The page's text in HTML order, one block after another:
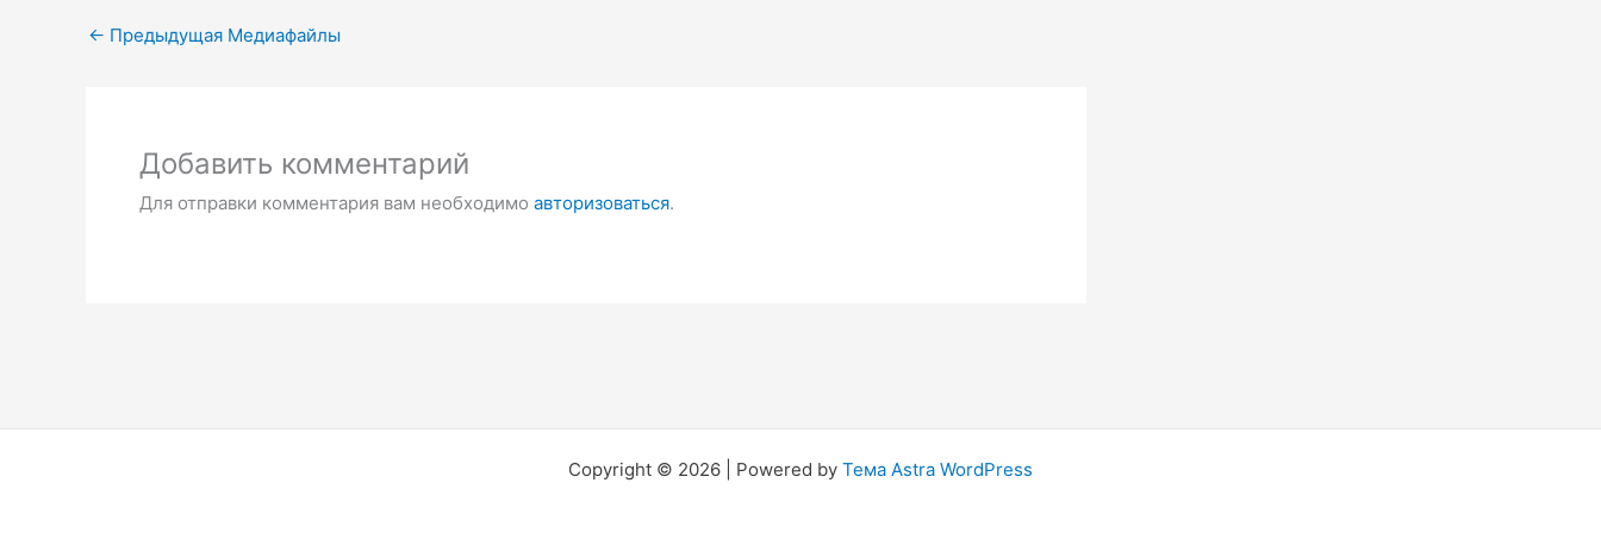
← Предыдущая Медиафайлы
Добавить комментарий
Для отправки комментария вам необходимо авторизоваться.
Copyright © 2026 | Powered by Тема Astra WordPress